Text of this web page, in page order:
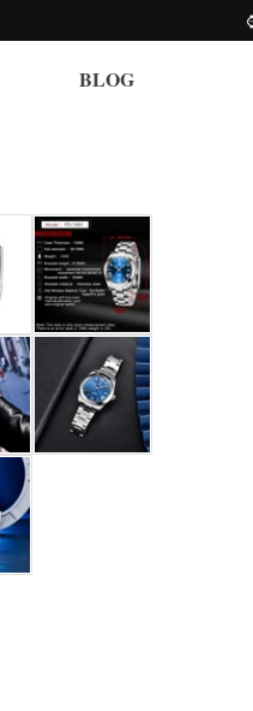
BLOG